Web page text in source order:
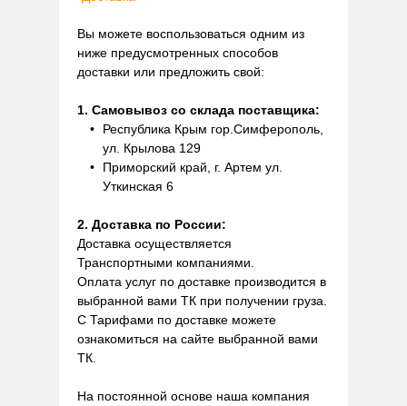
Вы можете воспользоваться одним из
ниже предусмотренных способов
доставки или предложить свой:
1. Самовывоз со склада поставщика:
Республика Крым гор.Симферополь,
ул. Крылова 129
Приморский край, г. Артем ул.
Уткинская 6
2. Доставка по России:
Доставка осуществляется
Транспортными компаниями.
Оплата услуг по доставке производится в
выбранной вами ТК при получении груза.
С Тарифами по доставке можете
ознакомиться на сайте выбранной вами
ТК.
На постоянной основе наша компания